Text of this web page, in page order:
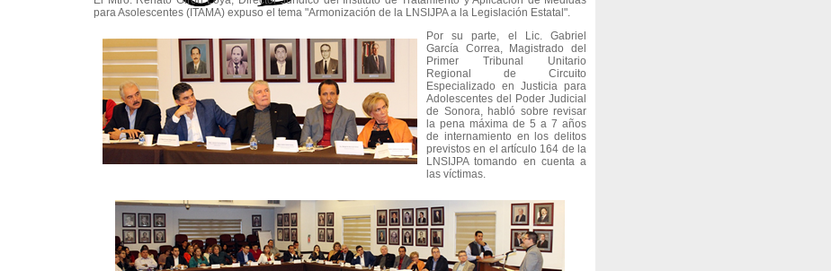
para Asolescentes (ITAMA) expuso el tema "Armonización de la LNSIJPA a la Legislación Estatal".
Por su parte, el Lic. Gabriel
García Correa, Magistrado del
Primer Tribunal Unitario
Regional de Circuito
Especializado en Justicia para
Adolescentes del Poder Judicial
de Sonora, habló sobre revisar
la pena máxima de 5 a 7 años
de internamiento en los delitos
previstos en el artículo 164 de la
LNSIJPA tomando en cuenta a
las víctimas.